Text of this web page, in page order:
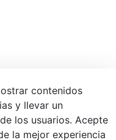
/ San Sebastián
contenidos
y llevar un
los usuarios. Acepte
la mejor experiencia